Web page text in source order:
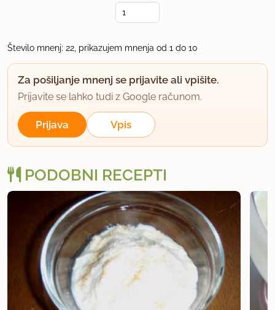
7.3.2008 ob 20:11
Seveda, surove ali pečene.
moja
7.3.2008 ob 20:34
Hvala za odgovor Rimljanka
uporabno
moja
član od 2004 163 sporočil
Število mnenj: 22, prikazujem mnenja od 1 do 10
Za pošiljanje mnenj se prijavite ali vpišite.
Prijavite se lahko tudi z Google računom.
Prijava Vpis
PODOBNI RECEPTI